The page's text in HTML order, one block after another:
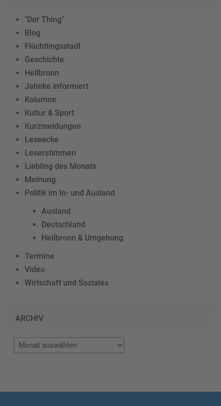
"Der Thing"
Blog
Flüchtlingsstadl
Geschichte
Heilbronn
Jahnke informiert
Kolumne
Kultur & Sport
Kurzmeldungen
Leseecke
Leserstimmen
Liebling des Monats
Meinung
Politik im In- und Ausland
Ausland
Deutschland
Heilbronn & Umgebung
Termine
Video
Wirtschaft und Soziales
ARCHIV
Archiv